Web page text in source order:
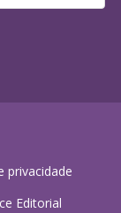
privacidade
Editorial